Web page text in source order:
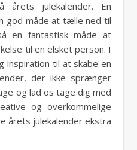
julekalender. En
god måde at tælle ned til
en fantastisk måde at
til en elsket person. I
inspiration til at skabe en
der ikke sprænger
og lad os tage dig med
og overkommelige
årets julekalender ekstra